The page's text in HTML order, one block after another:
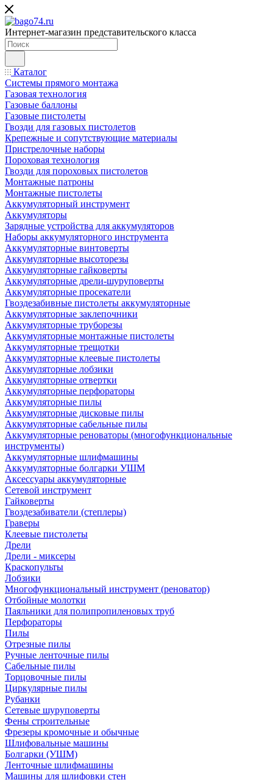
Интернет-магазин представительского класса
Каталог
Системы прямого монтажа
Газовая технология
Газовые баллоны
Газовые пистолеты
Гвозди для газовых пистолетов
Крепежные и сопутствующие материалы
Пристрелочные наборы
Пороховая технология
Гвозди для пороховых пистолетов
Монтажные патроны
Монтажные пистолеты
Аккумуляторный инструмент
Аккумуляторы
Зарядные устройства для аккумуляторов
Наборы аккумуляторного инструмента
Аккумуляторные винтоверты
Аккумуляторные высоторезы
Аккумуляторные гайковерты
Аккумуляторные дрели-шуруповерты
Аккумуляторные просекатели
Гвоздезабивные пистолеты аккумуляторные
Аккумуляторные заклепочники
Аккумуляторные труборезы
Аккумуляторные монтажные пистолеты
Аккумуляторные трещотки
Аккумуляторные клеевые пистолеты
Аккумуляторные лобзики
Аккумуляторные отвертки
Аккумуляторные перфораторы
Аккумуляторные пилы
Аккумуляторные дисковые пилы
Аккумуляторные сабельные пилы
Аккумуляторные реноваторы (многофункциональные
инструменты)
Аккумуляторные шлифмашины
Аккумуляторные болгарки УШМ
Аксессуары аккумуляторные
Сетевой инструмент
Гайковерты
Гвоздезабиватели (степлеры)
Граверы
Клеевые пистолеты
Дрели
Дрели - миксеры
Краскопульты
Лобзики
Многофункциональный инструмент (реноватор)
Отбойные молотки
Паяльники для полипропиленовых труб
Перфораторы
Пилы
Отрезные пилы
Ручные ленточные пилы
Сабельные пилы
Торцовочные пилы
Циркулярные пилы
Рубанки
Сетевые шуруповерты
Фены строительные
Фрезеры кромочные и обычные
Шлифовальные машины
Болгарки (УШМ)
Ленточные шлифмашины
Машины для шлифовки стен